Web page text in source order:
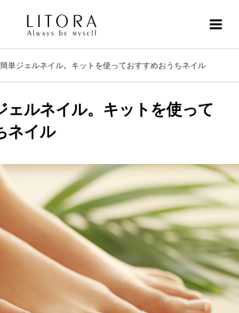
単ジェルネイル。キットを使っておすすめおうちネイル
ェルネイル。キットを使って
ネイル